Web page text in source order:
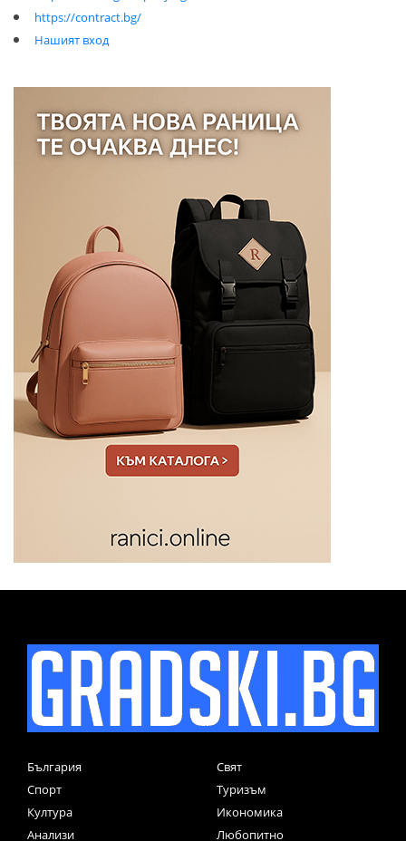
https://contract.bg/
Нашият вход
България
Свят
Спорт
Туризъм
Култура
Икономика
Анализи
Любопитно